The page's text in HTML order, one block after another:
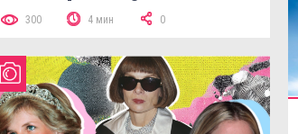
300 4 мин 0